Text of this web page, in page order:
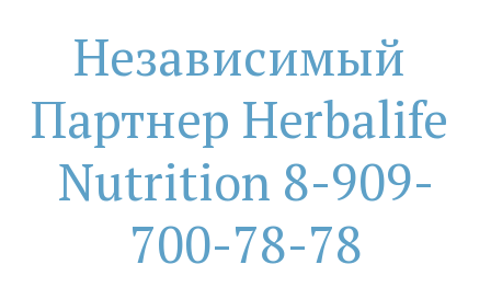
Независимый
Партнер Herbalife
Nutrition 8-909-
700-78-78